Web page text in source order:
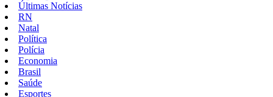
Últimas Notícias
RN
Natal
Política
Polícia
Economia
Brasil
Saúde
Esportes